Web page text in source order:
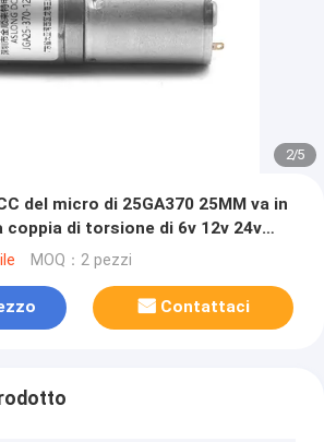
2/5
del micro di 25GA370 25MM va in
di torsione di 6v 12v 24v
MOQ：2 pezzi
Contattaci